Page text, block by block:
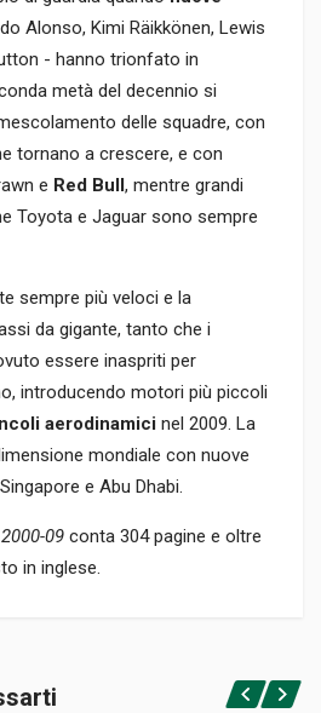
Alonso, Kimi Räikkönen, Lewis
- hanno trionfato in
metà del decennio si
delle squadre, con
tornano a crescere, e con
e Red Bull, mentre grandi
Toyota e Jaguar sono sempre
sempre più veloci e la
da gigante, tanto che i
essere inaspriti per
introducendo motori più piccoli
aerodinamici nel 2009. La
mondiale con nuove
e Abu Dhabi.
09 conta 304 pagine e oltre
in inglese.